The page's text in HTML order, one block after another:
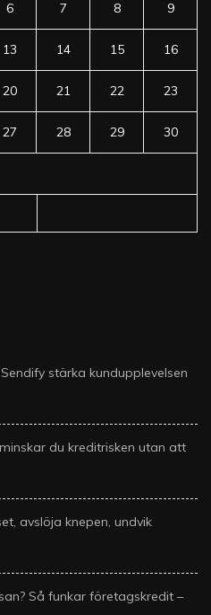
6 7 8 9
13 14 15 16
20 21 22 23
27 28 29 30
stärka kundupplevelsen
du kreditrisken utan att
avslöja knepen, undvik
Så funkar företagskredit –